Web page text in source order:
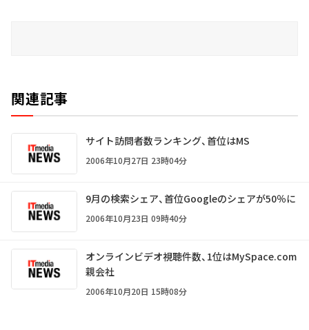
関連記事
サイト訪問者数ランキング、首位はMS
2006年10月27日 23時04分
9月の検索シェア、首位Googleのシェアが50％に
2006年10月23日 09時40分
オンラインビデオ視聴件数、1位はMySpace.com
親会社
2006年10月20日 15時08分